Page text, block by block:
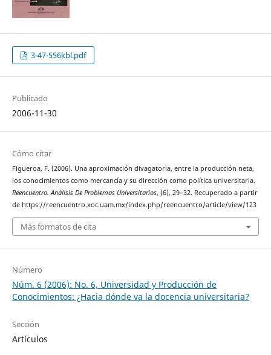
3-47-556kbl.pdf
Publicado
2006-11-30
Cómo citar
Figueroa, F. (2006). Una aproximación divagatoria, entre la producción neta,
los conocimientos como mercancía y su dirección como política universitaria.
Reencuentro. Análisis De Problemas Universitarios, (6), 29–32. Recuperado a partir
de https://reencuentro.xoc.uam.mx/index.php/reencuentro/article/view/123
Más formatos de cita
Número
Núm. 6 (2006): No. 6, Universidad y Producción de
Conocimientos: ¿Hacia dónde va la docencia universitaria?
Sección
Artículos